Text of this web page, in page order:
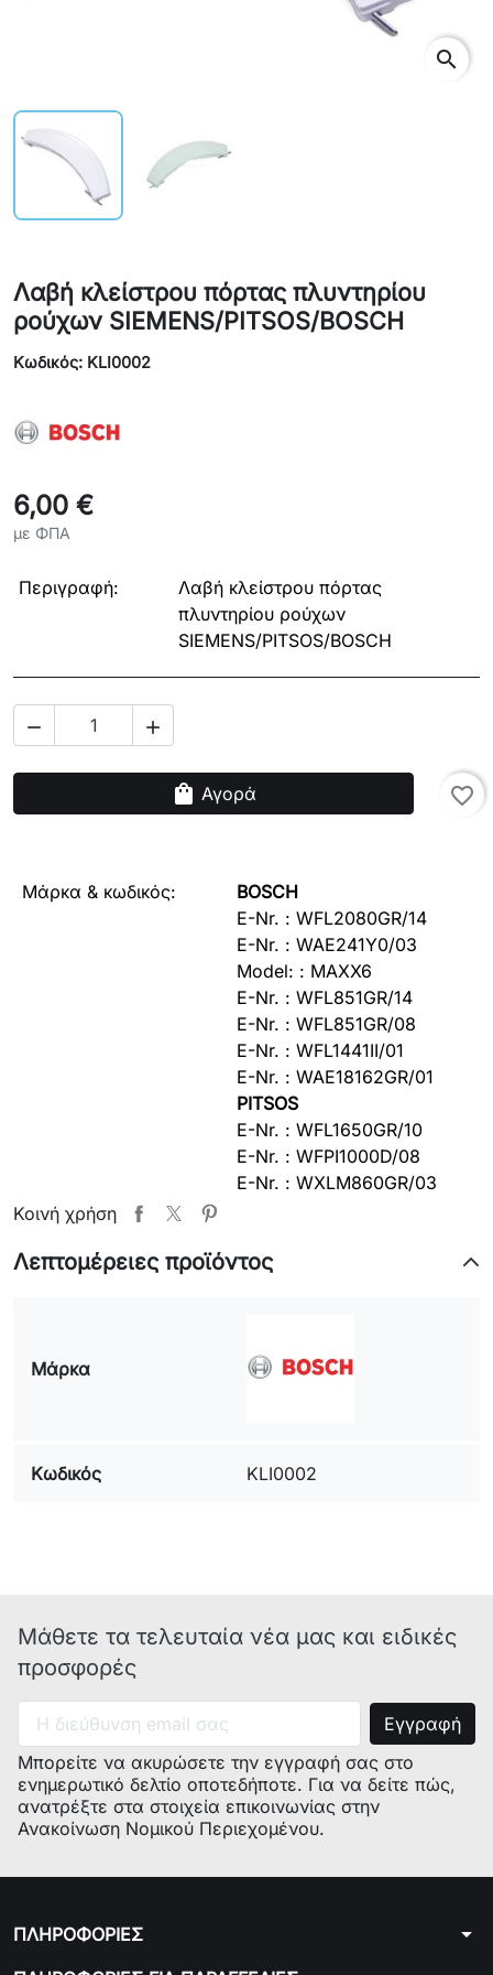
search
Λαβή κλείστρου πόρτας πλυντηρίου
ρούχων SIEMENS/PITSOS/BOSCH
Κωδικός: KLI0002
6,00 €
με ΦΠΑ
Περιγραφή:
Λαβή κλείστρου πόρτας
πλυντηρίου ρούχων
SIEMENS/PITSOS/BOSCH
 
shopping_bag Αγορά favorite_border
Μάρκα & κωδικός:
BOSCH
E-Nr. : WFL2080GR/14
E-Nr. : WAE241Y0/03
Model: : MAXX6
E-Nr. : WFL851GR/14
E-Nr. : WFL851GR/08
E-Nr. : WFL1441II/01
E-Nr. : WAE18162GR/01
PITSOS
E-Nr. : WFL1650GR/10
E-Nr. : WFPI1000D/08
E-Nr. : WXLM860GR/03
E-Nr. : WM53220GR/04
Κωδικόςκατασκευαστή:
00266751, 00481710,
Κοινή χρήση
Λεπτομέρειες προϊόντος
Μάρκα
Κωδικός KLI0002
Μάθετε τα τελευταία νέα μας και ειδικές
προσφορές
Μπορείτε να ακυρώσετε την εγγραφή σας στο
ενημερωτικό δελτίο οποτεδήποτε. Για να δείτε πώς,
ανατρέξτε στα στοιχεία επικοινωνίας στην
Ανακοίνωση Νομικού Περιεχομένου.
ΠΛΗΡΟΦΟΡΙΕΣ arrow_drop_down